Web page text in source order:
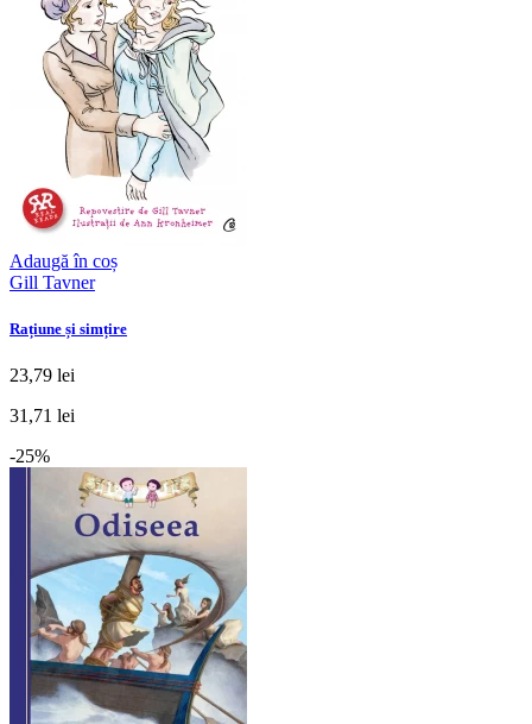
Adaugă în coș
Gill Tavner
Rațiune și simțire
23,79 lei
31,71 lei
-25%